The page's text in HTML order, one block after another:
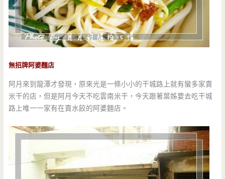
無招牌阿婆麵店
阿月來到龍潭才發現，原來光是一條小小的干城路上就有蠻多家賣
米干的店，但是阿月今天不吃雲南米干，今天跟著葉姊要去吃干城
路上唯一一家有在賣水餃的阿婆麵店。